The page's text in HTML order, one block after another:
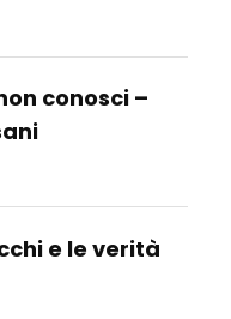
conosci –
e le verità